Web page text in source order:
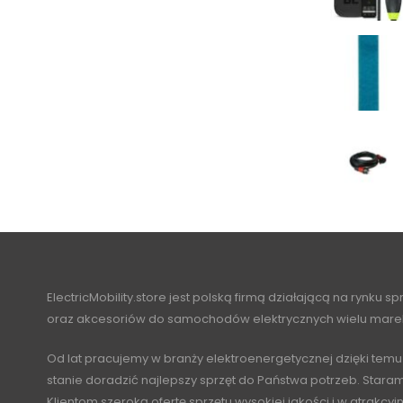
ElectricMobility.store jest polską firmą działającą na rynku
oraz akcesoriów do samochodów elektrycznych wielu
Od lat pracujemy w branży elektroenergetycznej dzięki
stanie doradzić najlepszy sprzęt do Państwa potrzeb.